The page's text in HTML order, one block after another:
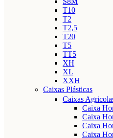
T10
T2
T2,5
T20
T5
TT5
XH
XL
XXH
Caixas Plásticas
Caixas
Caixa
Caixa
Caixa
Caixa